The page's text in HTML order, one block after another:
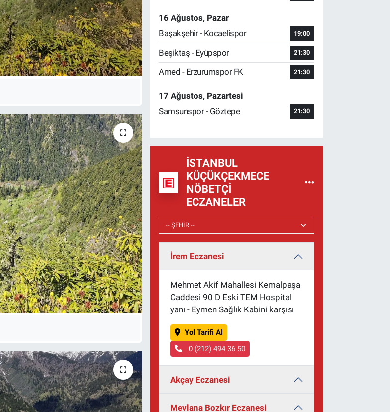
16 Ağustos, Pazar
Başakşehir - Kocaelispor
19:00
Beşiktaş - Eyüpspor 21:30
Amed - Erzurumspor FK 21:30
17 Ağustos, Pazartesi
Samsunspor - Göztepe
21:30
İSTANBUL
KÜÇÜKÇEKMECE
NÖBETÇI
ECZANELER
İrem Eczanesi
Mehmet Akif Mahallesi Kemalpaşa
Caddesi 90 D Eski TEM Hospital
yanı - Eymen Sağlık Kabini karşısı
Yol Tarifi Al
0 (212) 494 36 50
Akçay Eczanesi
Mevlana Bozkır Eczanesi